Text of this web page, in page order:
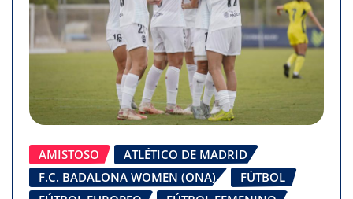
AMISTOSO
ATLÉTICO DE MADRID
F.C. BADALONA WOMEN (ONA)
FÚTBOL